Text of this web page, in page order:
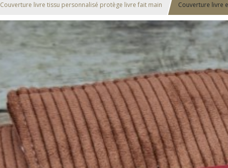
Couverture livre tissu personnalisé protège livre fait main Couverture livre